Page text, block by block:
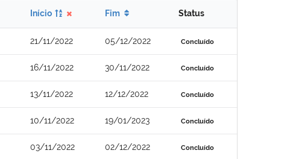
Início Fim Status
21/11/2022 05/12/2022 Concluído
16/11/2022 30/11/2022 Concluído
13/11/2022 12/12/2022 Concluído
10/11/2022 19/01/2023 Concluído
03/11/2022 02/12/2022 Concluído